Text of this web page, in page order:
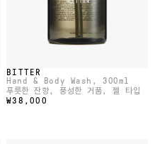
BITTER
Hand & Body Wash , 300ml
푸릇한 잔향, 풍성한 거품, 젤 타입
₩38,000